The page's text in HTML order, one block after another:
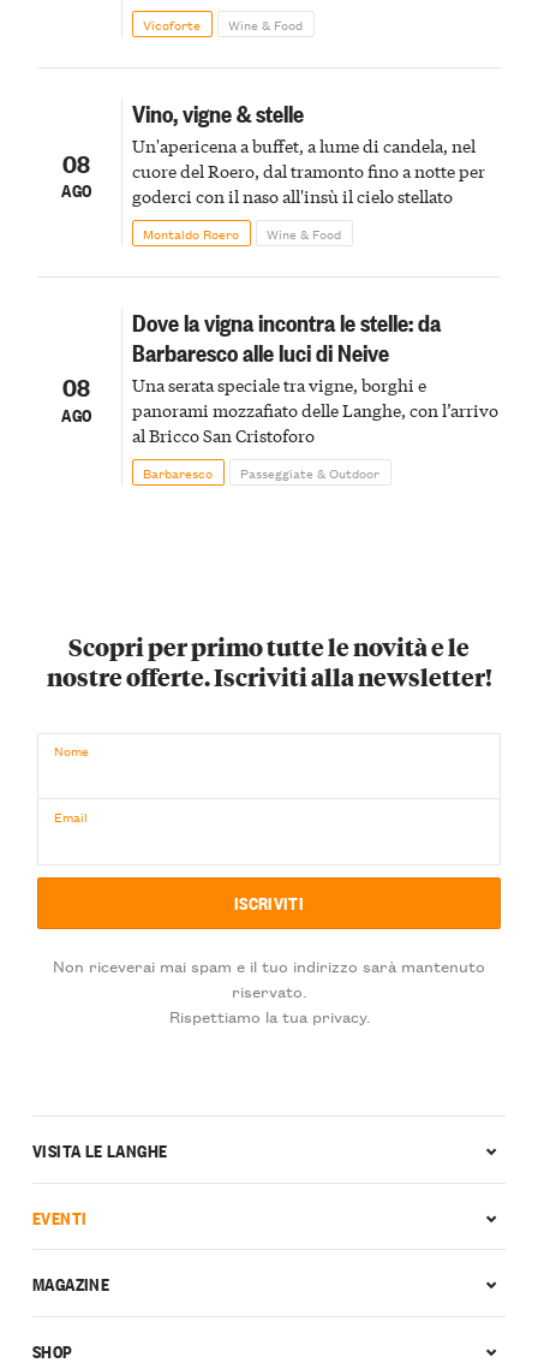
Vicoforte Wine & Food
08
AGO
Vino, vigne & stelle
Un'apericena a buffet, a lume di candela, nel
cuore del Roero, dal tramonto fino a notte per
goderci con il naso all'insù il cielo stellato
Montaldo Roero Wine & Food
08
AGO
Dove la vigna incontra le stelle: da
Barbaresco alle luci di Neive
Una serata speciale tra vigne, borghi e
panorami mozzafiato delle Langhe, con l’arrivo
al Bricco San Cristoforo
Barbaresco Passeggiate & Outdoor
Scopri per primo tutte le novità e le
nostre offerte. Iscriviti alla newsletter!
Nome
Email
Non riceverai mai spam e il tuo indirizzo sarà mantenuto
riservato.
Rispettiamo la tua privacy.
VISITA LE LANGHE
EVENTI
MAGAZINE
SHOP